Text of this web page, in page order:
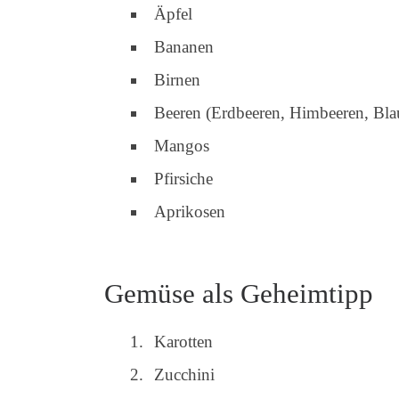
Äpfel
Bananen
Birnen
Beeren (Erdbeeren, Himbeeren,
Mangos
Pfirsiche
Aprikosen
Gemüse als Geheimtipp
Karotten
Zucchini